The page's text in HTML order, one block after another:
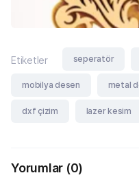
Etiketler seperatör
mobilya desen metal
dxf çizim lazer kesim
Yorumlar (0)